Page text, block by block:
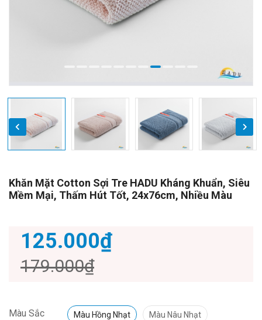
Khăn Mặt Cotton Sợi Tre HADU Kháng Khuẩn, Siêu
Mềm Mại, Thấm Hút Tốt, 24x76cm, Nhiều Màu
125.000₫
179.000₫
Màu Sắc Màu Hồng Nhạt Màu Nâu Nhạt